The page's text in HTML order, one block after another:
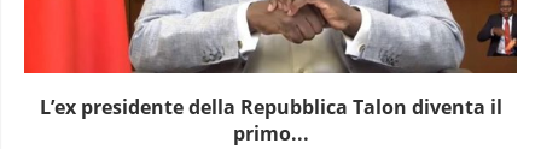
L’ex presidente della Repubblica Talon diventa il
primo...